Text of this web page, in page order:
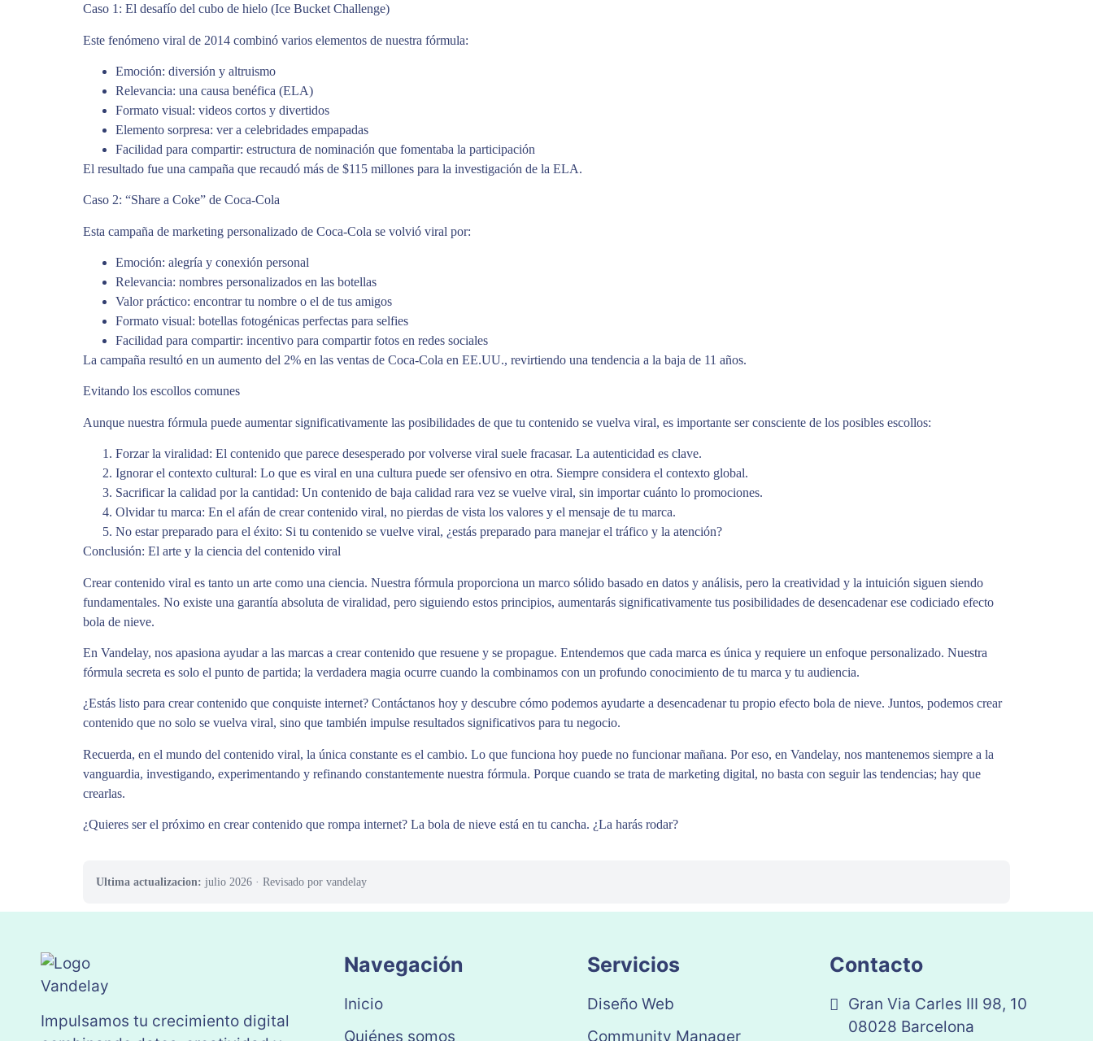
Caso 1: El desafío del cubo de hielo (Ice Bucket Challenge)
Este fenómeno viral de 2014 combinó varios elementos de nuestra fórmula:
Emoción: diversión y altruismo
Relevancia: una causa benéfica (ELA)
Formato visual: videos cortos y divertidos
Elemento sorpresa: ver a celebridades empapadas
Facilidad para compartir: estructura de nominación que fomentaba la participación
El resultado fue una campaña que recaudó más de $115 millones para la investigación de la ELA.
Caso 2: “Share a Coke” de Coca-Cola
Esta campaña de marketing personalizado de Coca-Cola se volvió viral por:
Emoción: alegría y conexión personal
Relevancia: nombres personalizados en las botellas
Valor práctico: encontrar tu nombre o el de tus amigos
Formato visual: botellas fotogénicas perfectas para selfies
Facilidad para compartir: incentivo para compartir fotos en redes sociales
La campaña resultó en un aumento del 2% en las ventas de Coca-Cola en EE.UU., revirtiendo una tendencia a la baja de 11 años.
Evitando los escollos comunes
Aunque nuestra fórmula puede aumentar significativamente las posibilidades de que tu contenido se vuelva viral, es importante ser consciente de los posibles escollos:
Forzar la viralidad: El contenido que parece desesperado por volverse viral suele fracasar. La autenticidad es clave.
Ignorar el contexto cultural: Lo que es viral en una cultura puede ser ofensivo en otra. Siempre considera el contexto global.
Sacrificar la calidad por la cantidad: Un contenido de baja calidad rara vez se vuelve viral, sin importar cuánto lo promociones.
Olvidar tu marca: En el afán de crear contenido viral, no pierdas de vista los valores y el mensaje de tu marca.
No estar preparado para el éxito: Si tu contenido se vuelve viral, ¿estás preparado para manejar el tráfico y la atención?
Conclusión: El arte y la ciencia del contenido viral
Crear contenido viral es tanto un arte como una ciencia. Nuestra fórmula proporciona un marco sólido basado en datos y análisis, pero la creatividad y la intuición siguen siendo
fundamentales. No existe una garantía absoluta de viralidad, pero siguiendo estos principios, aumentarás significativamente tus posibilidades de desencadenar ese codiciado efecto
bola de nieve.
En Vandelay, nos apasiona ayudar a las marcas a crear contenido que resuene y se propague. Entendemos que cada marca es única y requiere un enfoque personalizado. Nuestra
fórmula secreta es solo el punto de partida; la verdadera magia ocurre cuando la combinamos con un profundo conocimiento de tu marca y tu audiencia.
¿Estás listo para crear contenido que conquiste internet? Contáctanos hoy y descubre cómo podemos ayudarte a desencadenar tu propio efecto bola de nieve. Juntos, podemos crear
contenido que no solo se vuelva viral, sino que también impulse resultados significativos para tu negocio.
Recuerda, en el mundo del contenido viral, la única constante es el cambio. Lo que funciona hoy puede no funcionar mañana. Por eso, en Vandelay, nos mantenemos siempre a la
vanguardia, investigando, experimentando y refinando constantemente nuestra fórmula. Porque cuando se trata de marketing digital, no basta con seguir las tendencias; hay que
crearlas.
¿Quieres ser el próximo en crear contenido que rompa internet? La bola de nieve está en tu cancha. ¿La harás rodar?
Ultima actualizacion: julio 2026 · Revisado por vandelay
Impulsamos tu crecimiento digital
Navegación
Inicio
Quiénes somos
Servicios
Diseño Web
Community Manager
Contacto
Gran Via Carles III 98, 10
08028 Barcelona